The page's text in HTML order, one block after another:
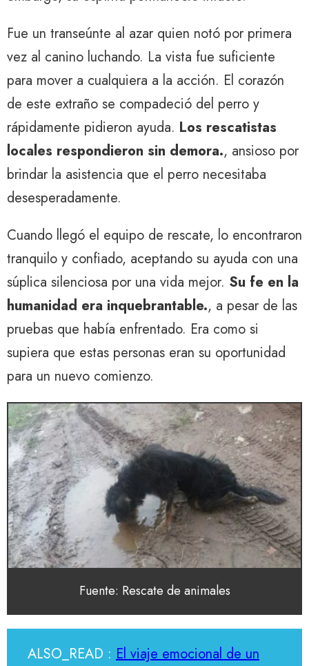
Fue un transeúnte al azar quien notó por primera
vez al canino luchando. La vista fue suficiente
para mover a cualquiera a la acción. El corazón
de este extraño se compadeció del perro y
rápidamente pidieron ayuda. Los rescatistas
locales respondieron sin demora., ansioso por
brindar la asistencia que el perro necesitaba
desesperadamente.
Cuando llegó el equipo de rescate, lo encontraron
tranquilo y confiado, aceptando su ayuda con una
súplica silenciosa por una vida mejor. Su fe en la
humanidad era inquebrantable., a pesar de las
pruebas que había enfrentado. Era como si
supiera que estas personas eran su oportunidad
para un nuevo comienzo.
Fuente: Rescate de animales
ALSO_READ : El viaje emocional de un